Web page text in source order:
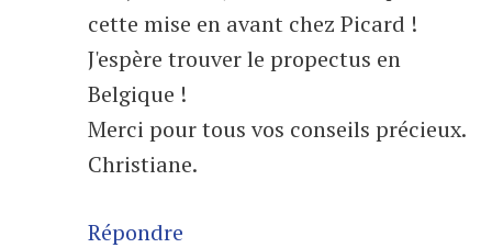
cette mise en avant chez Picard !
J'espère trouver le propectus en
Belgique !
Merci pour tous vos conseils précieux.
Christiane.
Répondre